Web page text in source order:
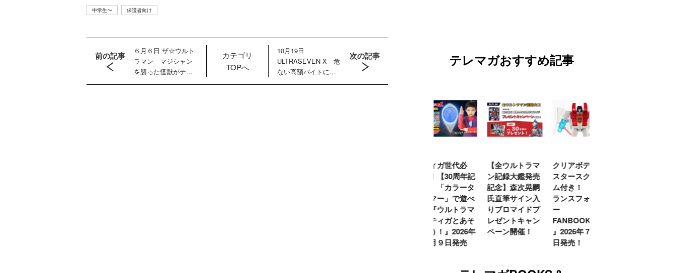
中学生〜 保護者向け
前の記事
６月６日 ザ☆ウルト
ラマン マジシャン
を襲った怪獣がテレ
ポートして東京に！
カテゴリ
TOPへ
10月19日
ULTRASEVEN X 危
ない高額バイトに若
者が殺到！ 暗躍す
次の記事 テレマガおすすめ記事
ティガ世代必
見！【30周年記
念】「カラータ
イマー」で遊べ
る『ウルトラマ
ンティガとあそ
ぼう！』2026年
７月９日発売
【全ウルトラマ
ン記録大鑑発売
記念】森次晃嗣
氏直筆サイン入
りブロマイドプ
レゼントキャン
ペーン開催！
クリアボディの
スタースクリー
ム付き！ 『ト
ランスフォーマ
ー
FANBOOK2026
』2026年７月31
日発売！